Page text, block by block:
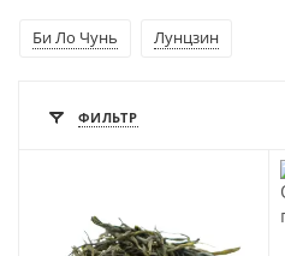
Би Ло Чунь Лунцзин
ФИЛЬТР